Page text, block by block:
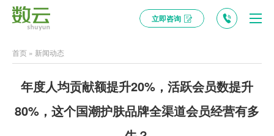
立即咨询
首页 » 新闻动态
年度人均贡献额提升20%，活跃会员数提升
80%，这个国潮护肤品牌全渠道会员经营有多